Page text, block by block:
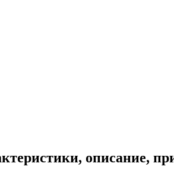
описание,